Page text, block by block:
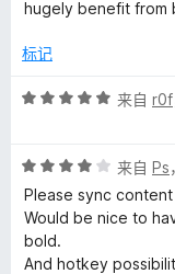
hugely benefit from
标记
评
/
5
来自 r0f
评
分
4
/
5
来自 Ps
Please sync
Would be nice to
bold.
And hotkey